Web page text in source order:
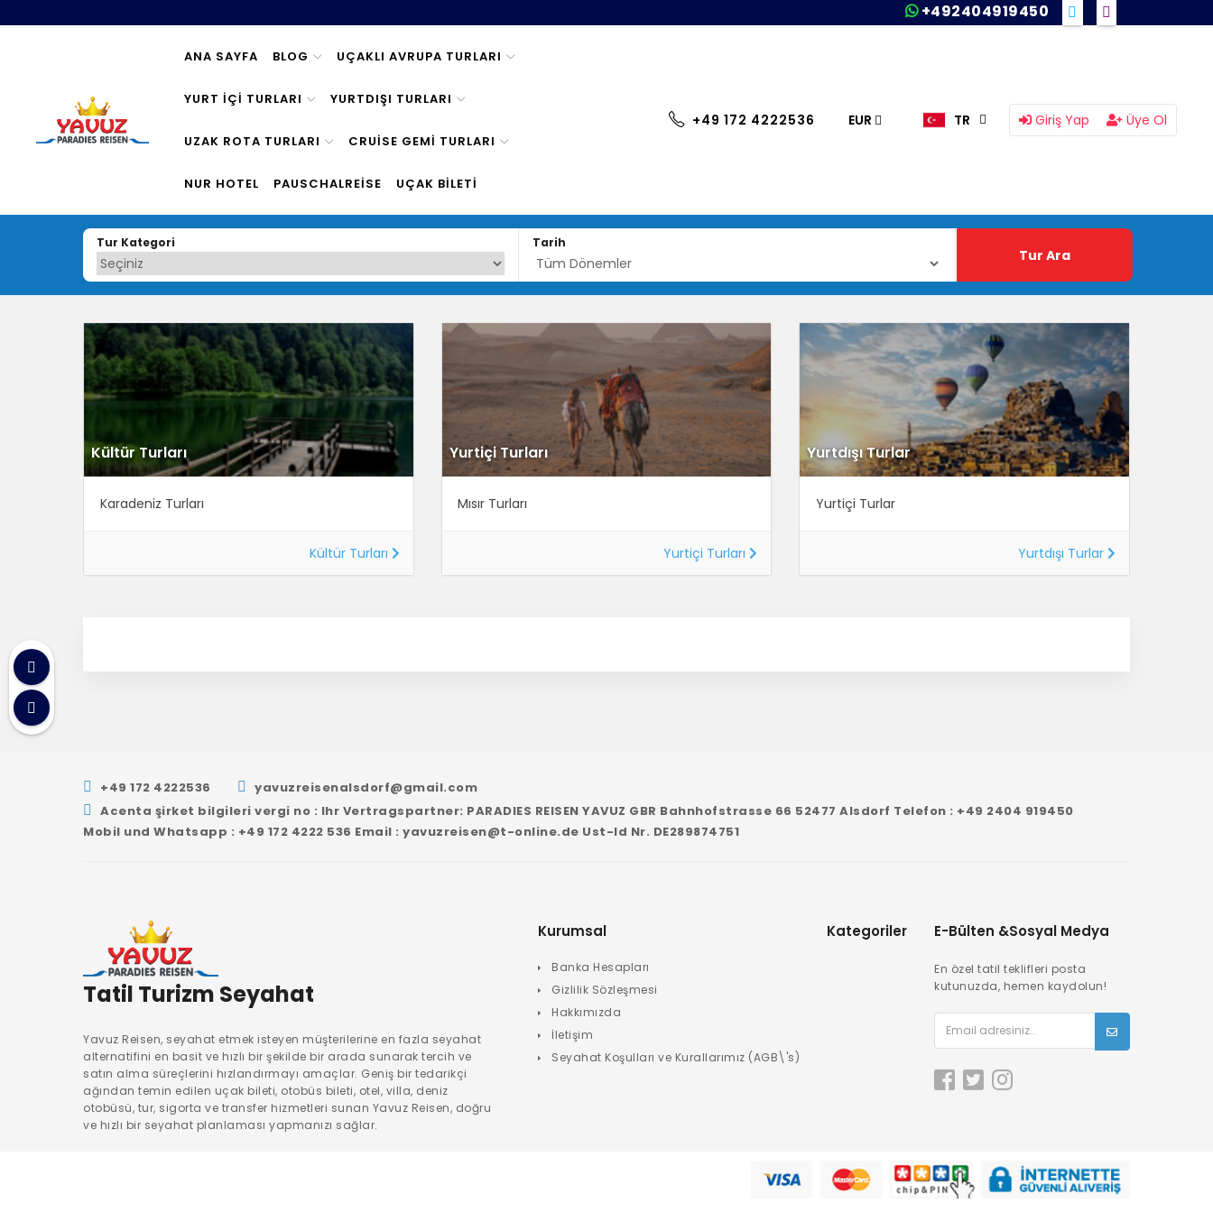
+492404919450
+49 172 4222536 TR
EUR Giriş Yap Üye Ol
ANA SAYFA BLOG UÇAKLI AVRUPA TURLARI
YURT IÇI TURLARI YURTDIŞI TURLARI
UZAK ROTA TURLARI CRUISE GEMI TURLARI
NUR HOTEL PAUSCHALREISE UÇAK BILETI
Tur Kategori Tarih
Tur Ara
Kültür Turları
Karadeniz Turları
Kültür Turları
Yurtiçi Turları
Mısır Turları
Yurtiçi Turları
Yurtdışı Turlar
Yurtiçi Turlar
Yurtdışı Turlar
+49 172 4222536
yavuzreisenalsdorf@gmail.com
Acenta şirket bilgileri vergi no : Ihr Vertragspartner: PARADIES REISEN YAVUZ GBR Bahnhofstrasse 66 52477 Alsdorf Telefon : +49 2404 919450
Mobil und Whatsapp : +49 172 4222 536 Email : yavuzreisen@t-online.de Ust-Id Nr. DE289874751
Tatil Turizm Seyahat
Yavuz Reisen, seyahat etmek isteyen müşterilerine en fazla seyahat
alternatifini en basit ve hızlı bir şekilde bir arada sunarak tercih ve
satın alma süreçlerini hızlandırmayı amaçlar. Geniş bir tedarikçi
ağından temin edilen uçak bileti, otobüs bileti, otel, villa, deniz
otobüsü, tur, sigorta ve transfer hizmetleri sunan Yavuz Reisen, doğru
ve hızlı bir seyahat planlaması yapmanızı sağlar.
Kurumsal
Banka Hesapları
Gizlilik Sözleşmesi
Hakkımızda
İletişim
Seyahat Koşulları ve Kurallarımız (AGB\'s)
Kategoriler E-Bülten &Sosyal Medya
En özel tatil teklifleri posta
kutunuzda, hemen kaydolun!